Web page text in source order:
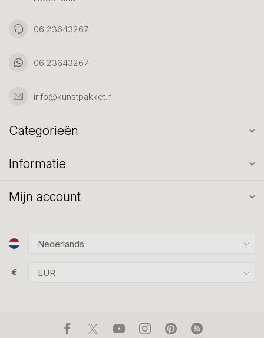
06 23643267
06 23643267
info@kunstpakket.nl
Categorieën
Informatie
Mijn account
€